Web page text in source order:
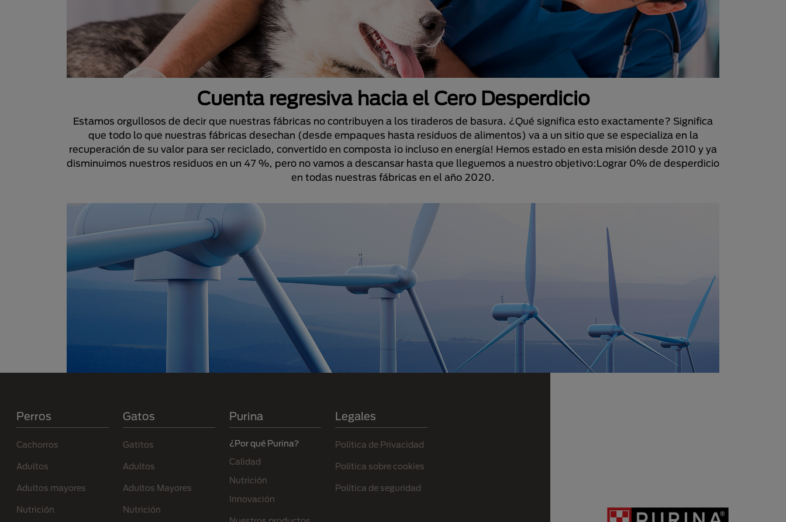
Cuenta regresiva hacia el Cero Desperdicio
Estamos orgullosos de decir que nuestras fábricas no contribuyen a los tiraderos de basura. ¿Qué significa esto exactamente? Significa
que todo lo que nuestras fábricas desechan (desde empaques hasta residuos de alimentos) va a un sitio que se especializa en la
recuperación de su valor para ser reciclado, convertido en composta ¡o incluso en energía! Hemos estado en esta misión desde 2010 y ya
disminuimos nuestros residuos en un 47 %, pero no vamos a descansar hasta que lleguemos a nuestro objetivo:Lograr 0% de desperdicio
en todas nuestras fábricas en el año 2020.
Perros
Cachorros
Adultos
Adultos mayores
Nutrición
Gatos
Gatitos
Adultos
Adultos Mayores
Nutrición
Purina
¿Por qué Purina?
Calidad
Nutrición
Innovación
Legales
Política de Privacidad
Política sobre cookies
Política de seguridad